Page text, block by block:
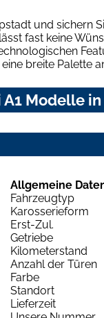
und sichern
fast keine
breite Palette
Modelle
Allgemeine
Fahrzeugtyp
Karosserieform
Erst-Zul.
Getriebe
Kilometerstand
Anzahl der Türen
Farbe
Standort
Lieferzeit